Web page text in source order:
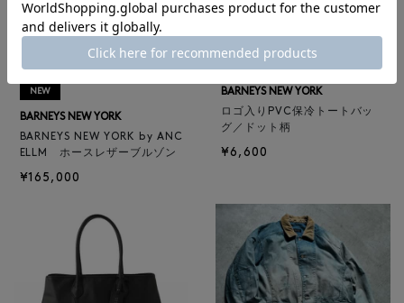
NEW
BARNEYS NEW YORK
BARNEYS NEW YORK by ANC
ELLM ホースレザーブルゾン
¥165,000
BARNEYS NEW YORK
ロゴ入りPVC保冷トートバッ
グ／ドット柄
¥6,600